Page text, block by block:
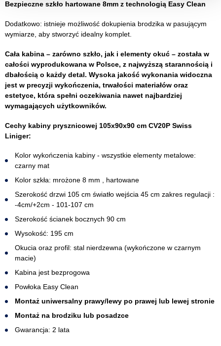
Bezpieczne szkło hartowane 8mm z technologią Easy Clean
Dodatkowo: istnieje możliwość dokupienia brodzika w pasującym
wymiarze, aby stworzyć idealny komplet.
Cała kabina – zarówno szkło, jak i elementy okuć – została w
całości wyprodukowana w Polsce, z najwyższą starannością i
dbałością o każdy detal. Wysoka jakość wykonania widoczna
jest w precyzji wykończenia, trwałości materiałów oraz
estetyce, która spełni oczekiwania nawet najbardziej
wymagających użytkowników.
Cechy kabiny prysznicowej 105x90x90 cm CV20P Swiss
Liniger:
Kolor wykończenia kabiny - wszystkie elementy metalowe:
czarny mat
Kolor szkła: mrożone 8 mm , hartowane
Szerokość drzwi 105 cm światło wejścia 45 cm zakres regulacji :
-4cm/+2cm - 101-107 cm
Szerokość ścianek bocznych 90 cm
Wysokość: 195 cm
Okucia oraz profil: stal nierdzewna (wykończone w czarnym
macie)
Kabina jest bezprogowa​
Powłoka Easy Clean
Montaż uniwersalny prawy/lewy po prawej lub lewej stronie
Montaż na brodziku lub posadzce
Gwarancja: 2 lata